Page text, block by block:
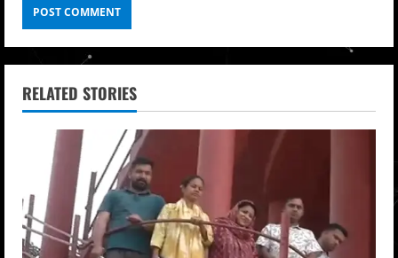
RELATED STORIES